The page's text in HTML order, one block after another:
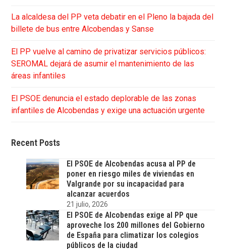
La alcaldesa del PP veta debatir en el Pleno la bajada del
billete de bus entre Alcobendas y Sanse
El PP vuelve al camino de privatizar servicios públicos:
SEROMAL dejará de asumir el mantenimiento de las
áreas infantiles
El PSOE denuncia el estado deplorable de las zonas
infantiles de Alcobendas y exige una actuación urgente
Recent Posts
El PSOE de Alcobendas acusa al PP de
poner en riesgo miles de viviendas en
Valgrande por su incapacidad para
alcanzar acuerdos
21 julio, 2026
El PSOE de Alcobendas exige al PP que
aproveche los 200 millones del Gobierno
de España para climatizar los colegios
públicos de la ciudad